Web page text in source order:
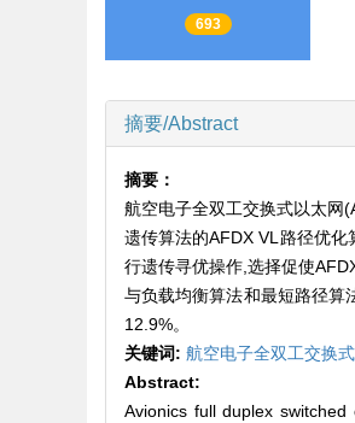
693
摘要/Abstract
摘要：
航空电子全双工交换式以太网
遗传算法的AFDX VL路径优
行遗传寻优操作,选择促使
与负载均衡算法和最短路径算
12.9%。
关键词: 航空电子全双工交换
Abstract:
Avionics full duplex